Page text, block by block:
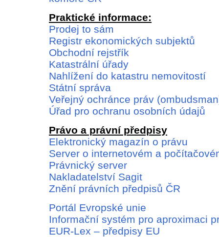
Praktické informace:
Prodej to sám
Registr ekonomických subjektů
Obchodní rejstřík
Katastrální úřady
Nahlížení do katastru nemovitostí
Státní správa
Veřejný ochránce práv
Úřad pro ochranu osobních údajů
Právo a právní předpisy
Elektronický magazín o právu
Server o internetovém a
Právnický server
Nakladatelství Sagit
Znění právních předpisů ČR
Portál Evropské unie
Informační systém pro aproximaci
EUR-Lex – předpisy EU